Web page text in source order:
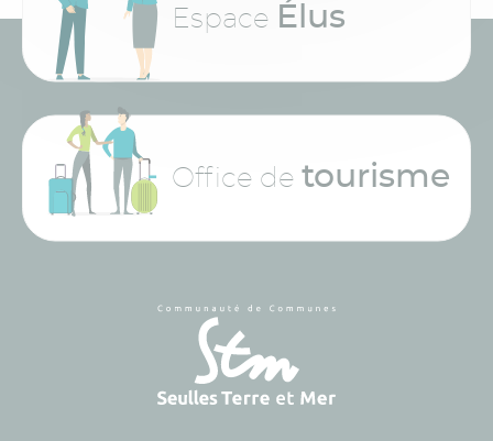
Espace Élus
Office de tourisme